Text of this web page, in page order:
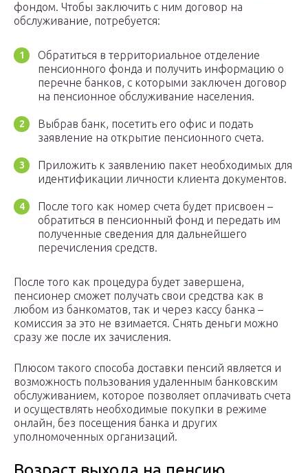
фондом. Чтобы заключить с ним договор на
обслуживание, потребуется:
Обратиться в территориальное отделение
пенсионного фонда и получить информацию о
перечне банков, с которыми заключен договор
на пенсионное обслуживание населения.
Выбрав банк, посетить его офис и подать
заявление на открытие пенсионного счета.
Приложить к заявлению пакет необходимых для
идентификации личности клиента документов.
После того как номер счета будет присвоен –
обратиться в пенсионный фонд и передать им
полученные сведения для дальнейшего
перечисления средств.
После того как процедура будет завершена,
пенсионер сможет получать свои средства как в
любом из банкоматов, так и через кассу банка –
комиссия за это не взимается. Снять деньги можно
сразу же после их зачисления.
Плюсом такого способа доставки пенсий является и
возможность пользования удаленным банковским
обслуживанием, которое позволяет оплачивать счета
и осуществлять необходимые покупки в режиме
онлайн, без посещения банка и других
уполномоченных организаций.